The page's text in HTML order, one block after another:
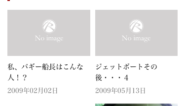
私、バギー船長はこんな
人！？
2009年02月02日
ジェットボートその
後・・・４
2009年05月13日